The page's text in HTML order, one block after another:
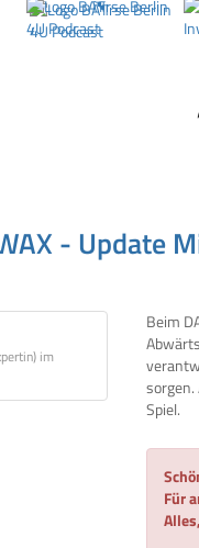
- Update
im
Beim
Spiel.
Für